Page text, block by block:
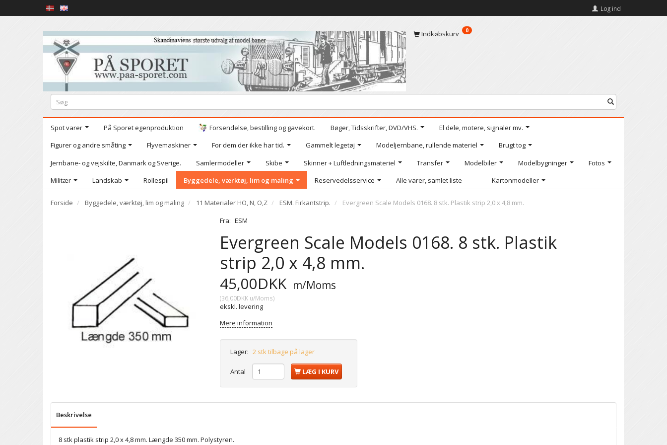
Log ind
Indkøbskurv 0
Spot varer På Sporet egenproduktion Forsendelse, bestilling og gavekort. Bøger, Tidsskrifter, DVD/VHS.
El dele, motere, signaler mv.
Figurer og andre småting
Flyvemaskiner For dem der ikke har tid. Gammelt legetøj Modeljernbane, rullende materiel
Brugt tog
Jernbane- og vejskilte, Danmark og Sverige.
Samlermodeller Skibe Skinner + Luftledningsmateriel Transfer Modelbiler Modelbygninger
Fotos
Militær
Landskab Rollespil Byggedele, værktøj, lim og maling Reservedelsservice Alle varer, samlet liste Kartonmodeller
Forside Byggedele, værktøj, lim og maling 11 Materialer HO, N, O,Z ESM. Firkantstrip.
Evergreen Scale Models 0168. 8 stk. Plastik strip 2,0 x 4,8 mm.
Fra: ESM
Evergreen Scale Models 0168. 8 stk. Plastik
strip 2,0 x 4,8 mm.
45,00DKK m/Moms
(36,00DKK u/Moms)
ekskl. levering
Mere information
Lager: 2 stk tilbage på lager
Antal LÆG I KURV
Beskrivelse
8 stk plastik strip 2,0 x 4,8 mm. Længde 350 mm. Polystyren.